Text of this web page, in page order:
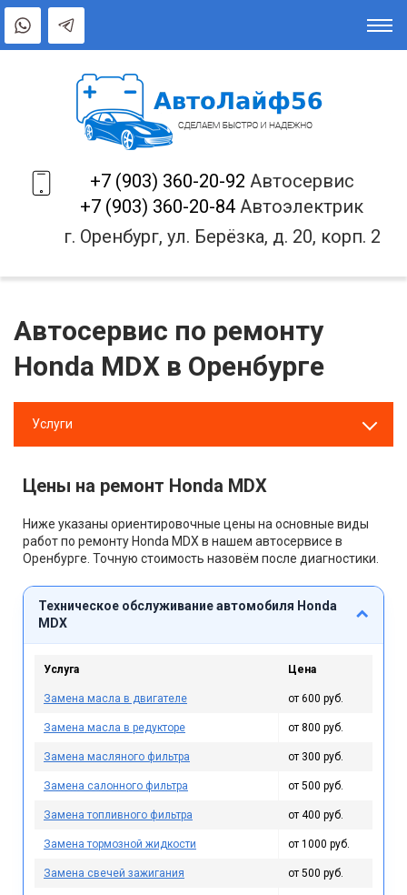
+7 (903) 360-20-92 Автосервис
+7 (903) 360-20-84 Автоэлектрик
г. Оренбург, ул. Берёзка, д. 20, корп. 2
Автосервис по ремонту
Honda MDX в Оренбурге
Услуги
Цены на ремонт Honda MDX
Ниже указаны ориентировочные цены на основные виды
работ по ремонту Honda MDX в нашем автосервисе в
Оренбурге. Точную стоимость назовём после диагностики.
Техническое обслуживание автомобиля Honda
MDX
Услуга Цена
Замена масла в двигателе от 600 руб.
Замена масла в редукторе от 800 руб.
Замена масляного фильтра от 300 руб.
Замена салонного фильтра от 500 руб.
Замена топливного фильтра от 400 руб.
Замена тормозной жидкости от 1000 руб.
Замена свечей зажигания от 500 руб.